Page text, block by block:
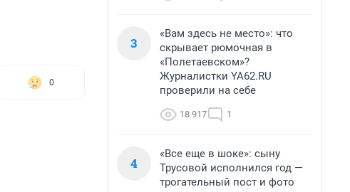
0
3
«Вам здесь не место»: что
скрывает рюмочная в
«Полетаевском»?
Журналистки YA62.RU
проверили на себе
18 917 1
4
«Все еще в шоке»: сыну
Трусовой исполнился год —
трогательный пост и фото